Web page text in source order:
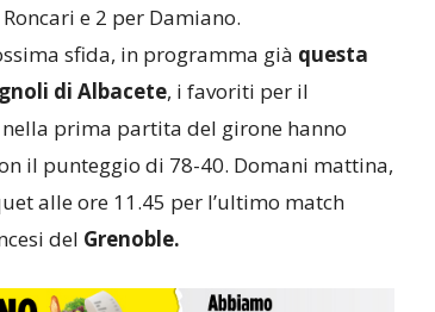
e 2 per Damiano.
sfida, in programma già questa
di Albacete, i favoriti per il
nella prima partita del girone hanno
il punteggio di 78-40. Domani mattina,
alle ore 11.45 per l’ultimo match
del Grenoble.